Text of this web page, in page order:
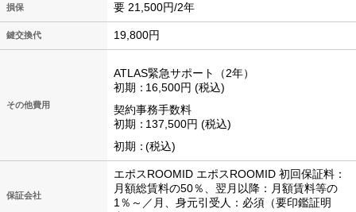
損保 要 21,500円/2年
鍵交換代 19,800円
その他費用
ATLAS緊急サポート（2年）
初期
16,500円
税込
契約事務手数料
初期
137,500円
税込
初期
税込
保証会社
エポスROOMID エポスROOMID 初回保証料：
月額総賃料の50％、翌月以降：月額賃料等の
1％～／月、身元引受人：必須（要印鑑証明